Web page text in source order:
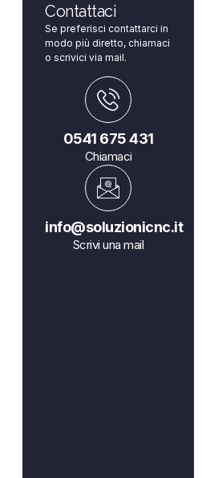
Contattaci
Se preferisci contattarci in
modo più diretto, chiamaci
o scrivici via mail.
0541 675 431
Chiamaci
info@soluzionicnc.it
Scrivi una mail